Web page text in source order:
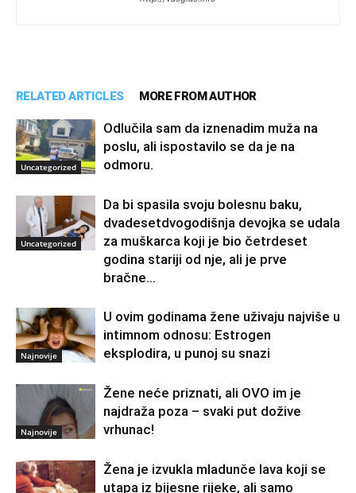
RELATED ARTICLES MORE FROM AUTHOR
Uncategorized
Odlučila sam da iznenadim muža na
poslu, ali ispostavilo se da je na
odmoru.
Uncategorized
Da bi spasila svoju bolesnu baku,
dvadesetdvogodišnja devojka se udala
za muškarca koji je bio četrdeset
godina stariji od nje, ali je prve
bračne...
Najnovije
U ovim godinama žene uživaju najviše u
intimnom odnosu: Estrogen
eksplodira, u punoj su snazi
Najnovije
Žene neće priznati, ali OVO im je
najdraža poza – svaki put dožive
vrhunac!
Žena je izvukla mladunče lava koji se
utapa iz bijesne rijeke, ali samo